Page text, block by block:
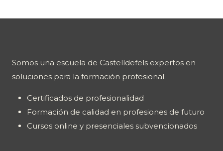
Somos una escuela de Castelldefels expertos en
soluciones para la formación profesional.
Certificados de profesionalidad
Formación de calidad en profesiones de futuro
Cursos online y presenciales subvencionados